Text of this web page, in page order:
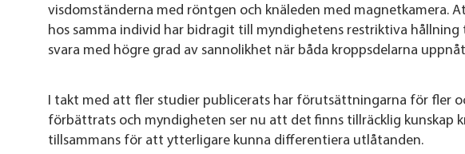
visdomständerna med röntgen och knäleden med magnetkamera.
hos samma individ har bidragit till myndighetens restriktiva
svara med högre grad av sannolikhet när båda kroppsdelarna
I takt med att fler studier publicerats har förutsättningarna för fler
förbättrats och myndigheten ser nu att det finns tillräcklig kunskap
tillsammans för att ytterligare kunna differentiera utlåtanden.